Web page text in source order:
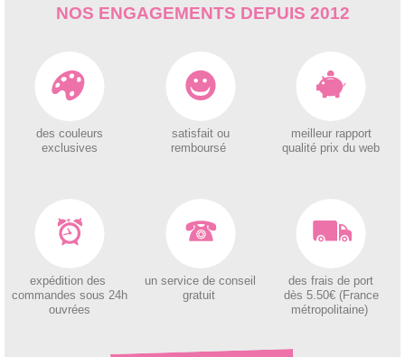
NOS ENGAGEMENTS DEPUIS 2012
des couleurs
exclusives
satisfait ou
remboursé
meilleur rapport
qualité prix du web
expédition des
commandes sous 24h
ouvrées
un service de conseil
gratuit
des frais de port
dès 5.50€ (France
métropolitaine)